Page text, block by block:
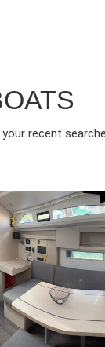
recent
2022 3
CABINS